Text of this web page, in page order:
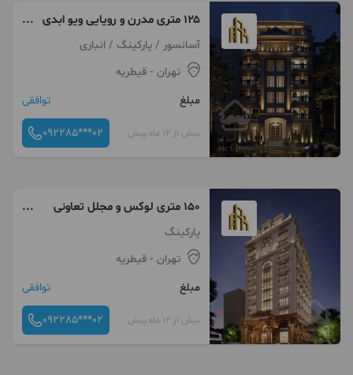
۱۲۵ متری مدرن و رویایی ویو ابدی
تعاونی راگا
آسانسور / پارکینگ / انباری
تهران - قیطریه
مبلغ
توافقی
بیش از 12 ماه پیش 092285***02
۱۵۰ متری لوکس و مجلل تعاونی
راگا
پارکینگ
تهران - قیطریه
مبلغ
توافقی
بیش از 12 ماه پیش 092285***02